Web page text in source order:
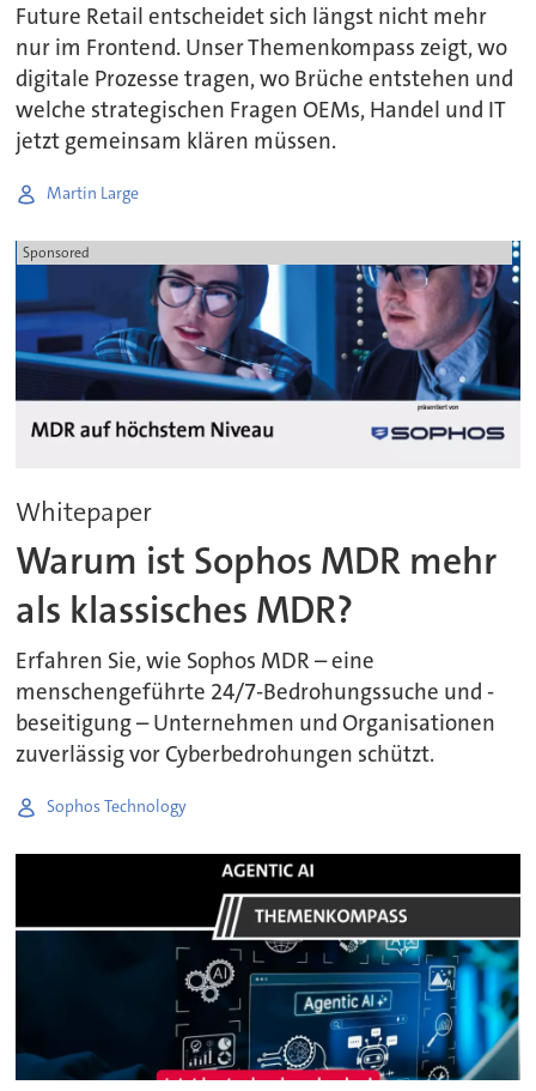
Future Retail entscheidet sich längst nicht mehr
nur im Frontend. Unser Themenkompass zeigt, wo
digitale Prozesse tragen, wo Brüche entstehen und
welche strategischen Fragen OEMs, Handel und IT
jetzt gemeinsam klären müssen.
Martin Large
Sponsored
Whitepaper
Warum ist Sophos MDR mehr
als klassisches MDR?
Erfahren Sie, wie Sophos MDR – eine
menschengeführte 24/7-Bedrohungssuche und -
beseitigung – Unternehmen und Organisationen
zuverlässig vor Cyberbedrohungen schützt.
Sophos Technology